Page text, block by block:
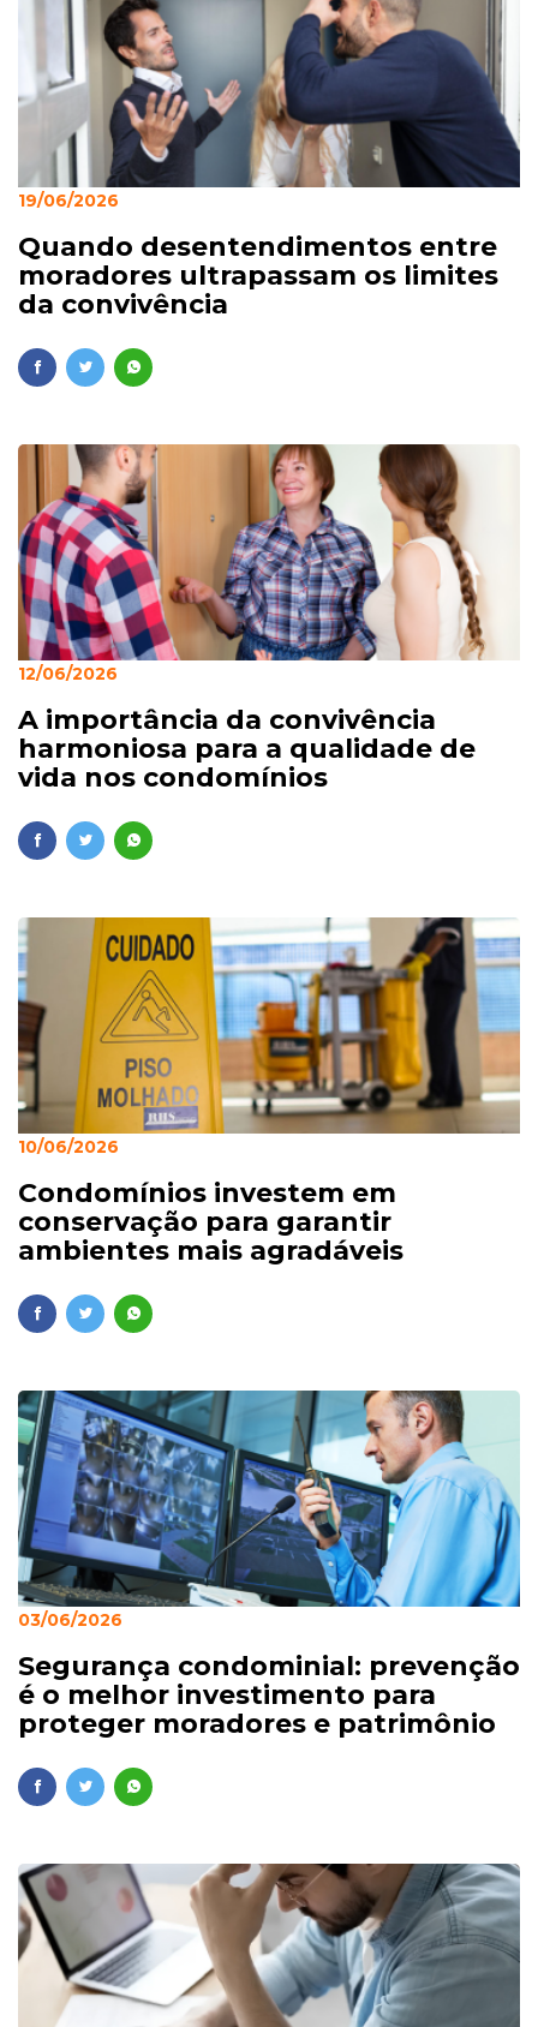
19/06/2026
Quando desentendimentos entre
moradores ultrapassam os limites
da convivência
12/06/2026
A importância da convivência
harmoniosa para a qualidade de
vida nos condomínios
10/06/2026
Condomínios investem em
conservação para garantir
ambientes mais agradáveis
03/06/2026
Segurança condominial: prevenção
é o melhor investimento para
proteger moradores e patrimônio